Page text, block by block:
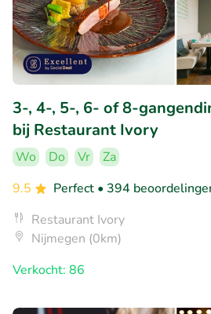
3-, 4-, 5-, 6- of 8-
bij Restaurant Ivory
Wo Do Vr
Za
9.5
Perfect • 394
Restaurant Ivory
Nijmegen (0km)
Verkocht: 86